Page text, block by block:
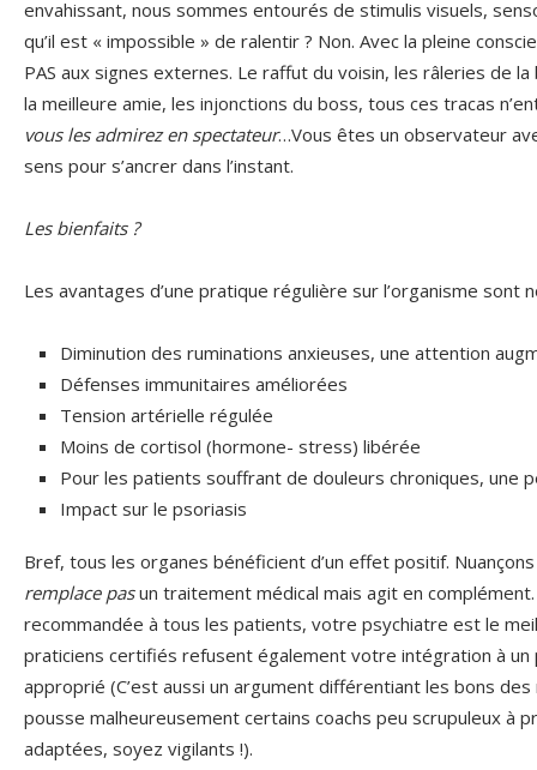
envahissant, nous sommes entourés de stimulis visuels,
qu’il est « impossible » de ralentir ? Non. Avec la pleine
PAS aux signes externes. Le raffut du voisin, les râleries de
la meilleure amie, les injonctions du boss, tous ces tracas
vous les admirez en spectateur…Vous êtes un observateur
sens pour s’ancrer dans l’instant.
Les bienfaits ?
Les avantages d’une pratique régulière sur l’organisme sont
Diminution des ruminations anxieuses, une attention
Défenses immunitaires améliorées
Tension artérielle régulée
Moins de cortisol (hormone- stress) libérée
Pour les patients souffrant de douleurs chroniques, une
Impact sur le psoriasis
Bref, tous les organes bénéficient d’un effet positif.
remplace pasun traitement médical mais agit en
recommandée à tous les patients, votre psychiatre est le
praticiens certifiés refusent également votre intégration à un
approprié (C’est aussi un argument différentiant les bons
pousse malheureusement certains coachs peu scrupuleux à
adaptées, soyez vigilants !).